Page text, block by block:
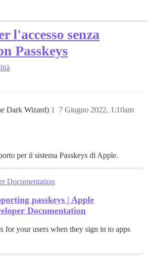
l'accesso senza
Passkeys
Dark Wizard) 7 Giugno 2022, 1:10am
1
per il sistema Passkeys di Apple.
Documentation
passkeys | Apple
Documentation
for your users when they sign in to apps